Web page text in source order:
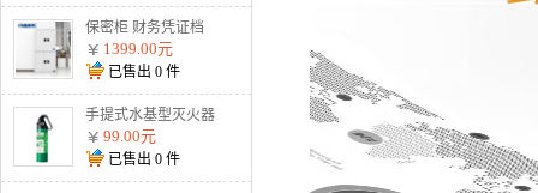
保密柜 财务凭证档
案柜文件柜智能资料
柜 通双节暗斗 电子
密码款
1399.00元
已售出 0 件
手提式水基型灭火器
MSJ900 900ml水基
99.00元
已售出 0 件